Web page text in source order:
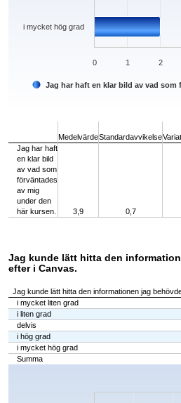
Jag har haft en klar bild av vad
i mycket hög grad
0 1 2
MedelvärdeStandardavvikelse
Jag har haft
en klar bild
av vad som
förväntades
av mig
under den
här kursen.
3,9 0,7
Jag kunde lätt hitta den
efter i Canvas.
Jag kunde lätt hitta den informationen jag
i mycket liten grad
i liten grad
delvis
i hög grad
i mycket hög grad
Summa
Chart
The chart has 1 X axis displaying categories.